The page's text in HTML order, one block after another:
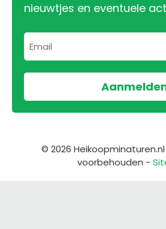
nieuwtjes en eventuele
© 2026
voorbehouden -